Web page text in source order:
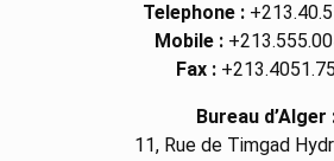
Telephone :
Mobile :
Fax :
Bureau d’Alger
11, Rue de Timgad